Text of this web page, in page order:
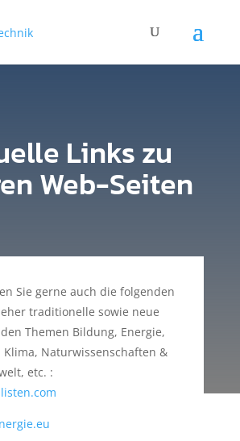
Links zu
Web-Seiten
Sie gerne auch die folgenden
traditionelle sowie neue
Themen Bildung, Energie,
Klima, Naturwissenschaften &
etc. :